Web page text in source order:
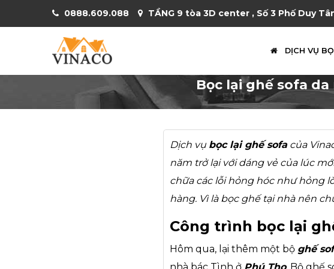
0888.609.088 TẦNG 9 tòa 3D center , Số 3 Phố Duy
DỊCH VỤ
Bọc lại ghế sofa
Dịch vụ bọc lại ghế sofacủa
năm trở lại với dáng vẻ của lúc
chữa các lỗi hỏng hóc như hỏng
hàng. Vì là bọc ghế tại nhà nên
Công trình bọc lại
Hôm qua, lại thêm một bộ ghế